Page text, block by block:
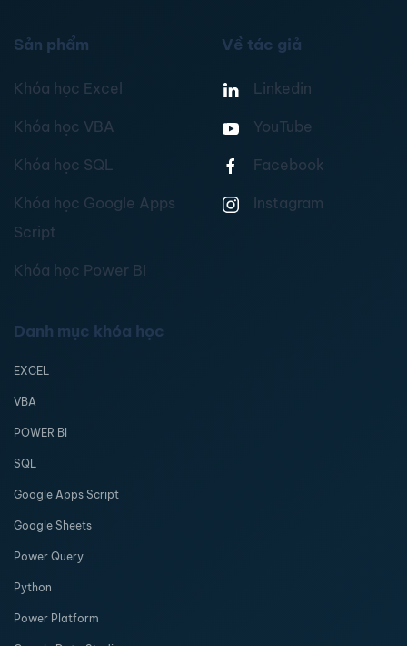
Sản phẩm
Khóa học Excel
Khóa học VBA
Khóa học SQL
Khóa học Google Apps
Script
Khóa học Power BI
Về tác giả
Linkedin
YouTube
Facebook
Instagram
Danh mục khóa học
EXCEL
VBA
POWER BI
SQL
Google Apps Script
Google Sheets
Power Query
Python
Power Platform